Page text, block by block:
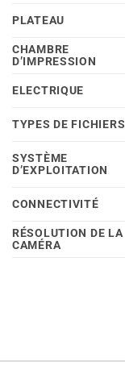
PLATEAU
CHAMBRE
D’IMPRESSION
ELECTRIQUE
TYPES DE FICHIERS
SYSTÈME
D’EXPLOITATION
CONNECTIVITÉ
RÉSOLUTION DE LA
CAMÉRA